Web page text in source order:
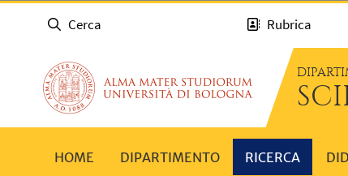
Cerca Rubrica
HOME DIPARTIMENTO RICERCA